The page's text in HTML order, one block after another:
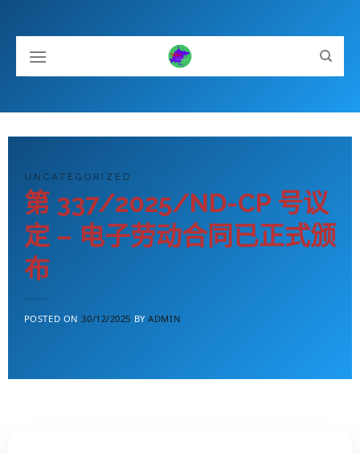
content
UNCATEGORIZED
第 337/2025/ND-CP 号议
定 – 电子劳动合同已正式颁
布
POSTED ON 30/12/2025 BYADMIN